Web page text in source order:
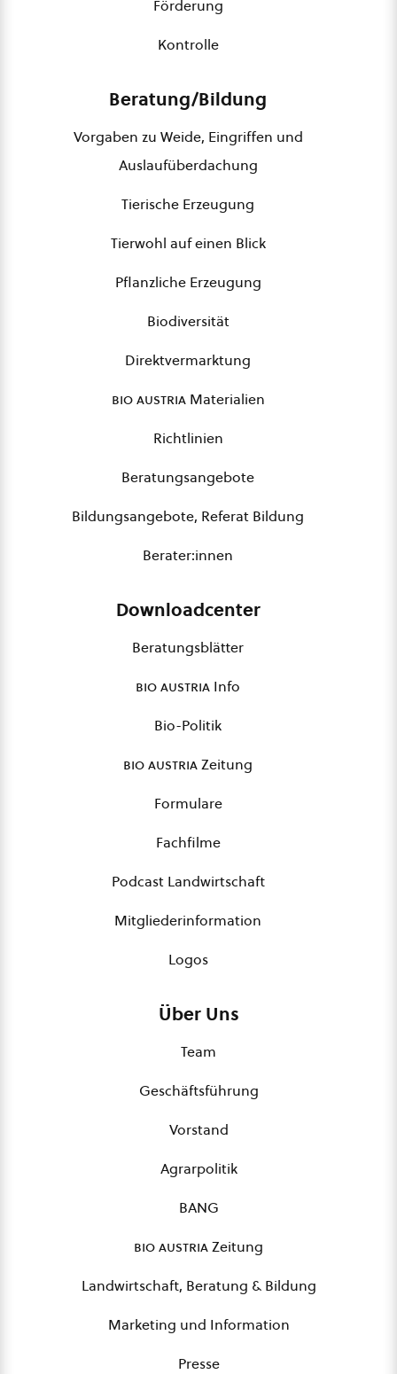
Förderung
Kontrolle
Beratung/Bildung
Vorgaben zu Weide, Eingriffen und
Auslaufüberdachung
Tierische Erzeugung
Tierwohl auf einen Blick
Pflanzliche Erzeugung
Biodiversität
Direktvermarktung
bio austriaMaterialien
Richtlinien
Beratungsangebote
Bildungsangebote, Referat Bildung
Berater:innen
Downloadcenter
Beratungsblätter
bio austria Info
Bio-Politik
bio austriaZeitung
Formulare
Fachfilme
Podcast Landwirtschaft
Mitgliederinformation
Logos
Über Uns
Team
Geschäftsführung
Vorstand
Agrarpolitik
BANG
bio austriaZeitung
Landwirtschaft, Beratung & Bildung
Marketing und Information
Presse